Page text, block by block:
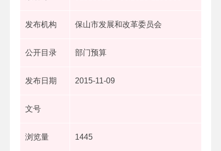
发布机构 保山市发展和改革委员会
公开目录 部门预算
发布日期 2015-11-09
文号
浏览量 1445